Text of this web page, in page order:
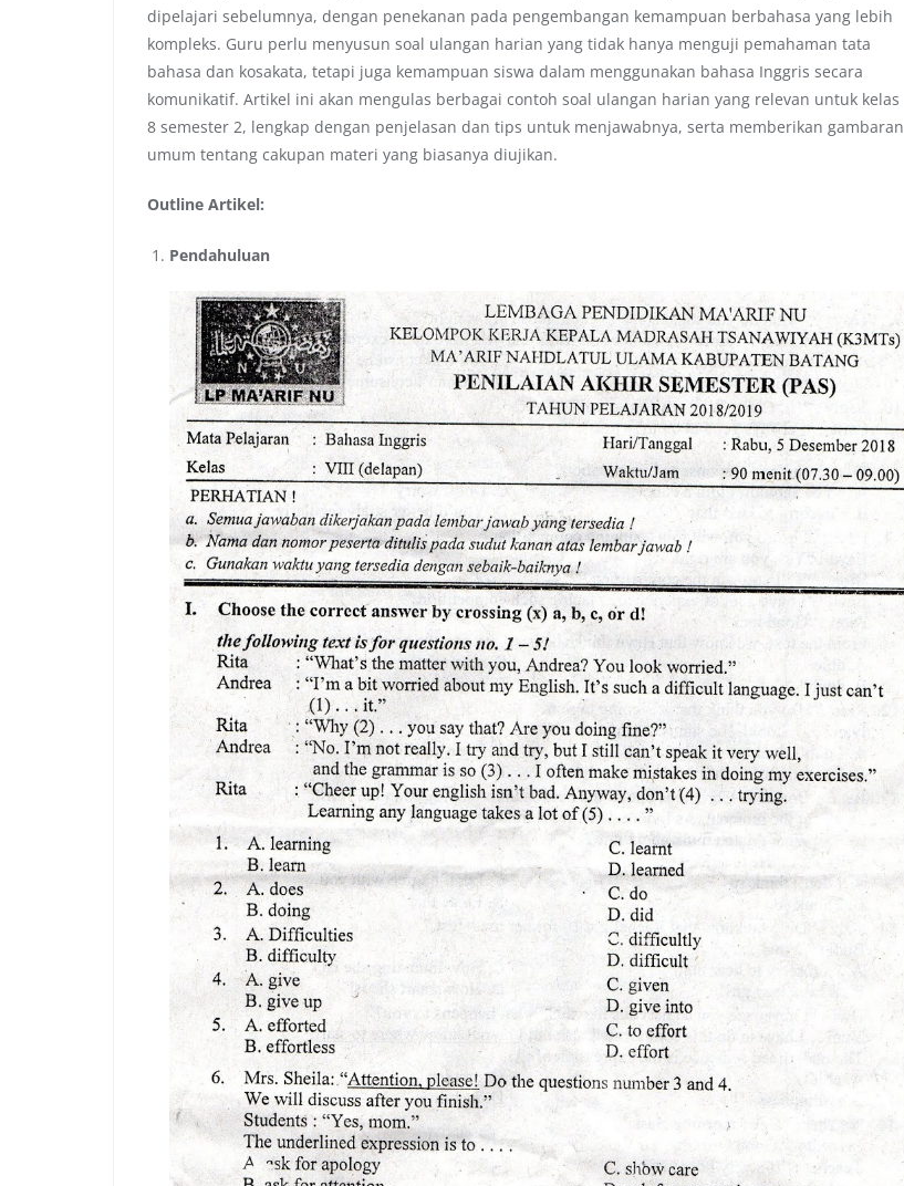
dipelajari sebelumnya, dengan penekanan pada pengembangan kemampuan berbahasa yang lebih
kompleks. Guru perlu menyusun soal ulangan harian yang tidak hanya menguji pemahaman tata
bahasa dan kosakata, tetapi juga kemampuan siswa dalam menggunakan bahasa Inggris secara
komunikatif. Artikel ini akan mengulas berbagai contoh soal ulangan harian yang relevan untuk kelas
8 semester 2, lengkap dengan penjelasan dan tips untuk menjawabnya, serta memberikan gambaran
umum tentang cakupan materi yang biasanya diujikan.
Outline Artikel:
Pendahuluan